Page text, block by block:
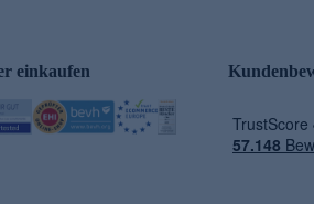
einkaufen